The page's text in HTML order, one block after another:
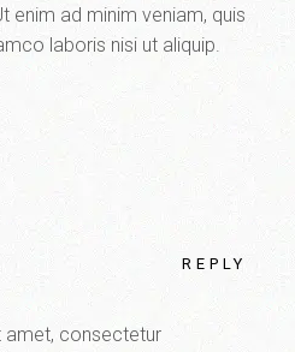
enim ad minim veniam, quis
laboris nisi ut aliquip.
amet, consectetur
REPLY